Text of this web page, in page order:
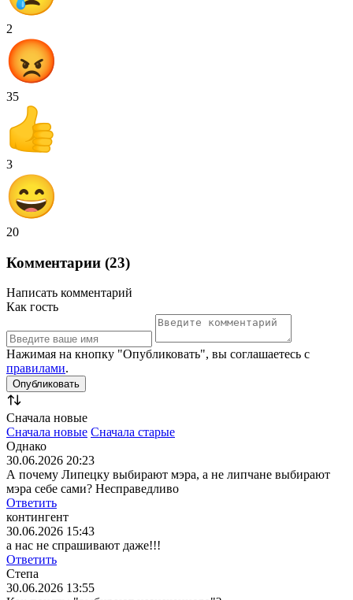
2
35
3
20
Комментарии (23)
Написать комментарий
Как гость
Нажимая на кнопку "Опубликовать", вы соглашаетесь с
правилами.
Сначала новые
Сначала новые Сначала старые
Однако
30.06.2026 20:23
А почему Липецку выбирают мэра, а не липчане выбирают
мэра себе сами? Несправедливо
Ответить
контингент
30.06.2026 15:43
а нас не спрашивают даже!!!
Ответить
Степа
30.06.2026 13:55